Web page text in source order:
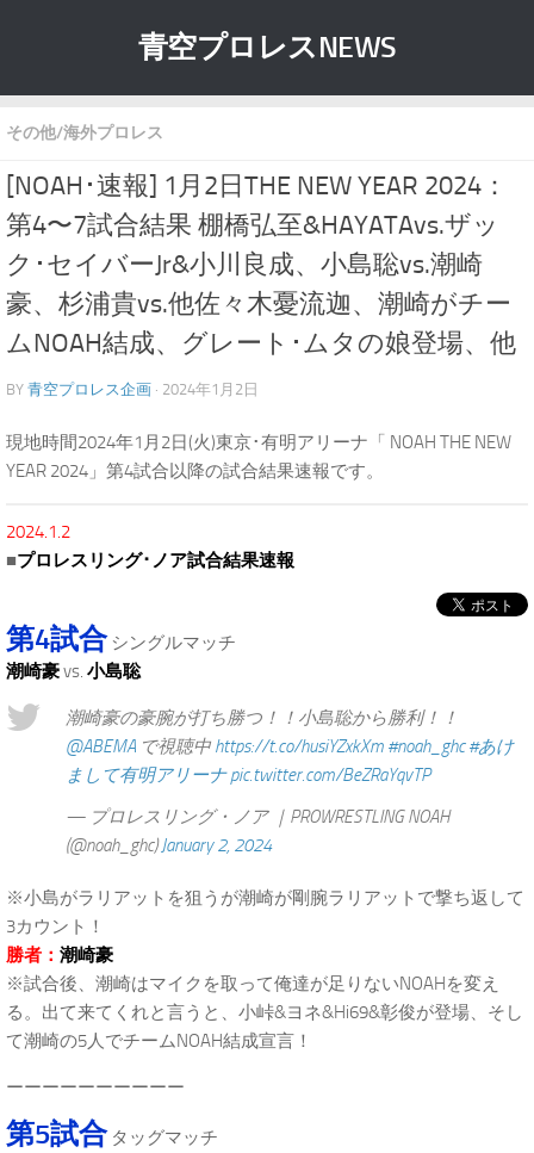
青空プロレスNEWS
その他/海外プロレス
[NOAH･速報] 1月2日THE NEW YEAR 2024：
第4〜7試合結果 棚橋弘至&HAYATAvs.ザッ
ク･セイバーJr&小川良成、小島聡vs.潮崎
豪、杉浦貴vs.他佐々木憂流迦、潮崎がチー
ムNOAH結成、グレート･ムタの娘登場、他
BY 青空プロレス企画 · 2024年1月2日
現地時間2024年1月2日(火)東京･有明アリーナ「 NOAH THE NEW
YEAR 2024」第4試合以降の試合結果速報です。
2024.1.2
■プロレスリング･ノア試合結果速報
第4試合シングルマッチ
潮崎豪vs. 小島聡
潮崎豪の豪腕が打ち勝つ！！小島聡から勝利！！
@ABEMA で視聴中 https://t.co/husiYZxkXm #noah_ghc #あけ
まして有明アリーナ pic.twitter.com/BeZRaYqvTP
— プロレスリング・ノア ｜PROWRESTLING NOAH
(@noah_ghc)January 2, 2024
※小島がラリアットを狙うが潮崎が剛腕ラリアットで撃ち返して
3カウント！
勝者： 潮崎豪
※試合後、潮崎はマイクを取って俺達が足りないNOAHを変え
る。出て来てくれと言うと、小峠&ヨネ&Hi69&彰俊が登場、そし
て潮崎の5人でチームNOAH結成宣言！
ーーーーーーーーーー
第5試合タッグマッチ